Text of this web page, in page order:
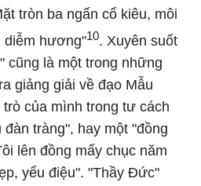
tròn ba ngấn cổ kiêu, môi
diễm hương"10. Xuyên suốt
cũng là một trong những
giảng giải về đạo Mẫu
của mình trong tư cách
tràng", hay một "đồng
lên đồng mấy chục năm
yểu điệu". "Thầy Đức"